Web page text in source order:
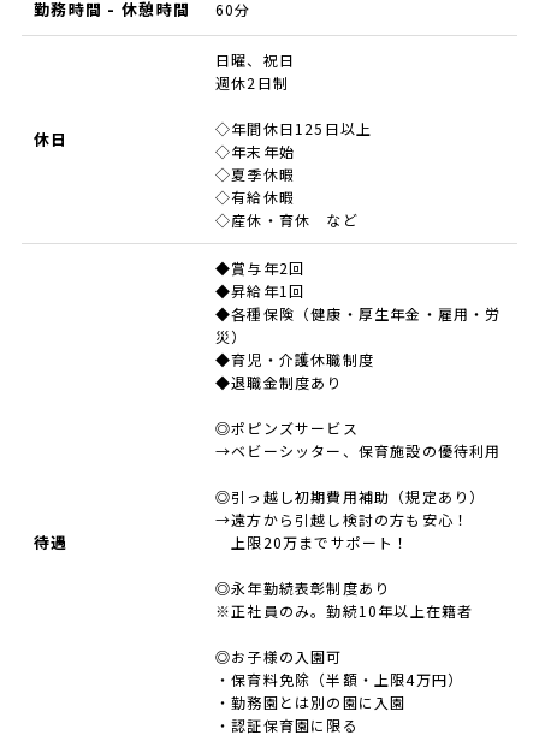
勤務時間 - 休憩時間 60分
休日
日曜、祝日
週休2日制
◇年間休日125日以上
◇年末年始
◇夏季休暇
◇有給休暇
◇産休・育休 など
待遇
◆賞与年2回
◆昇給年1回
◆各種保険（健康・厚生年金・雇用・労
災）
◆育児・介護休職制度
◆退職金制度あり
◎ポピンズサービス
→ベビーシッター、保育施設の優待利用
◎引っ越し初期費用補助（規定あり）
→遠方から引越し検討の方も安心！
上限20万までサポート！
◎永年勤続表彰制度あり
※正社員のみ。勤続10年以上在籍者
◎お子様の入園可
・保育料免除（半額・上限4万円）
・勤務園とは別の園に入園
・認証保育園に限る